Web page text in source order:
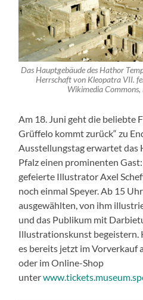
Das Hauptgebäude des Hathor
Herrschaft von Kleopatra VII.
Wikimedia Commons,
Am 18. Juni geht die beliebte
Grüffelo kommt zurück“ zu
Ausstellungstag erwartet das
Pfalz einen prominenten
gefeierte Illustrator Axel
noch einmal Speyer. Ab 15
ausgewählten, von ihm
und das Publikum mit
Illustrationskunst begeistern.
es bereits jetzt im Vorverkauf
oder im Online-Shop
unter